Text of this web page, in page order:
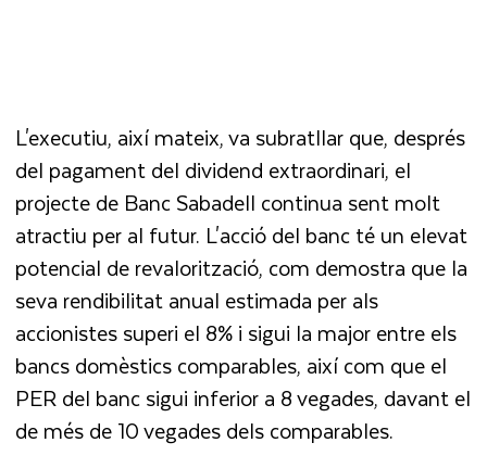
L'executiu, així mateix, va subratllar que, després
del pagament del dividend extraordinari, el
projecte de Banc Sabadell continua sent molt
atractiu per al futur. L'acció del banc té un elevat
potencial de revalorització, com demostra que la
seva rendibilitat anual estimada per als
accionistes superi el 8% i sigui la major entre els
bancs domèstics comparables, així com que el
PER del banc sigui inferior a 8 vegades, davant el
de més de 10 vegades dels comparables.